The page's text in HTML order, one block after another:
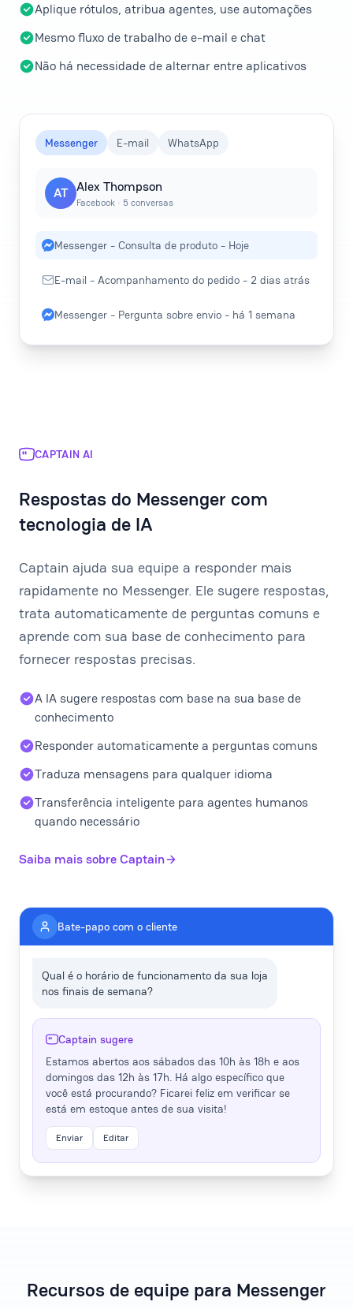
Aplique rótulos, atribua agentes, use automações
Mesmo fluxo de trabalho de e-mail e chat
Não há necessidade de alternar entre aplicativos
Messenger E-mail WhatsApp
AT Alex Thompson
Facebook · 5 conversas
Messenger - Consulta de produto - Hoje
E-mail - Acompanhamento do pedido - 2 dias atrás
Messenger - Pergunta sobre envio - há 1 semana
Bate-papo com o cliente
Qual é o horário de funcionamento da sua loja
nos finais de semana?
Captain sugere
Estamos abertos aos sábados das 10h às 18h e aos
domingos das 12h às 17h. Há algo específico que
você está procurando? Ficarei feliz em verificar se
está em estoque antes de sua visita!
Enviar Editar
CAPTAIN AI
Respostas do Messenger com
tecnologia de IA
Captain ajuda sua equipe a responder mais
rapidamente no Messenger. Ele sugere respostas,
trata automaticamente de perguntas comuns e
aprende com sua base de conhecimento para
fornecer respostas precisas.
A IA sugere respostas com base na sua base de
conhecimento
Responder automaticamente a perguntas comuns
Traduza mensagens para qualquer idioma
Transferência inteligente para agentes humanos
quando necessário
Saiba mais sobre Captain
Recursos de equipe para Messenger